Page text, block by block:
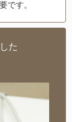
です。
た